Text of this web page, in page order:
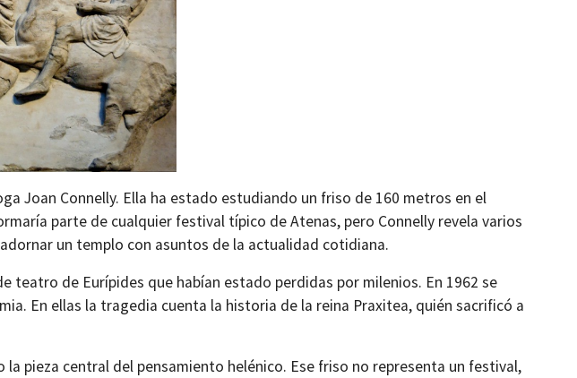
Joan Connelly. Ella ha estado estudiando un friso de 160 metros en el
parte de cualquier festival típico de Atenas, pero Connelly revela varios
un templo con asuntos de la actualidad cotidiana.
teatro de Eurípides que habían estado perdidas por milenios. En 1962 se
En ellas la tragedia cuenta la historia de la reina Praxitea, quién sacrificó a
pieza central del pensamiento helénico. Ese friso no representa un festival,